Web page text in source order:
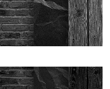
ลือก